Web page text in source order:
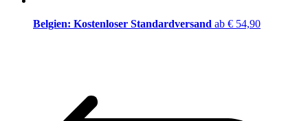
Belgien: Kostenloser Standardversand ab € 54,90